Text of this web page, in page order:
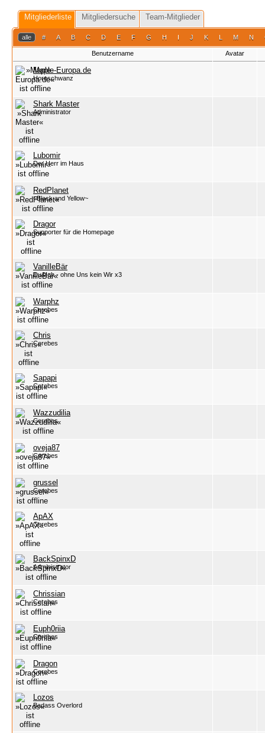
Mitgliederliste Mitgliedersuche Team-Mitglieder
alle # A B C D E F G H I J K L M N
Benutzername Avatar
Maple-Europa.de
Hornschwanz
Shark Master
Administrator
Lubomir
Der Herr im Haus
RedPlanet
~Black and Yellow~
Dragor
Supporter für die Homepage
VanilleBär
Du&Ich - ohne Uns kein Wir x3
Warphz
Cerebes
Chris
Cerebes
Sapapi
Cerebes
Wazzudilia
Cerebes
oveja87
Cerebes
grussel
Cerebes
ApAX
Cerebes
BackSpinxD
Administrator
Chrissian
Cerebes
Euph0riia
Cerebes
Dragon
Cerebes
Lozos
Badass Overlord